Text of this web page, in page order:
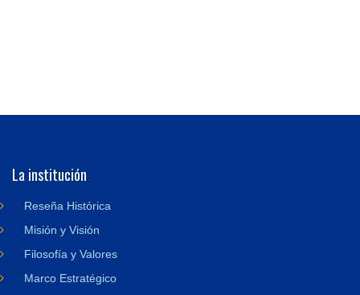
La institución
Reseña Histórica
Misión y Visión
Filosofía y Valores
Marco Estratégico